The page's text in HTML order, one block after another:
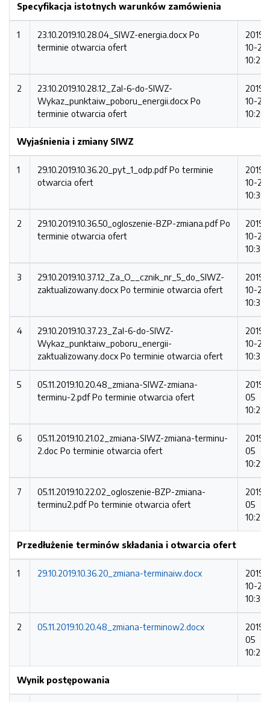
Specyfikacja istotnych warunków zamówienia
1 23.10.2019.10.28.04_SIWZ-energia.docx Po
terminie otwarcia ofert
2019-
10-23
2
23.10.2019.10.28.12_Zal-6-do-SIWZ-
Wykaz_punktaiw_poboru_energii.docx Po
terminie otwarcia ofert
2019-
10-23
Wyjaśnienia i zmiany SIWZ
1 29.10.2019.10.36.20_pyt_1_odp.pdfPo terminie
otwarcia ofert
2019-
10-29
2 29.10.2019.10.36.50_ogloszenie-BZP-zmiana.pdfPo
terminie otwarcia ofert
2019-
10-29
3
29.10.2019.10.37.12_Za_O__cznik_nr_5_do_SIWZ-
zaktualizowany.docx Po terminie otwarcia ofert
2019-
10-29
4
29.10.2019.10.37.23_Zal-6-do-SIWZ-
Wykaz_punktaiw_poboru_energii-
zaktualizowany.docx Po terminie otwarcia ofert
2019-
10-29
5
05.11.2019.10.20.48_zmiana-SIWZ-zmiana-
terminu-2.pdfPo terminie otwarcia ofert
2019-
05
6
05.11.2019.10.21.02_zmiana-SIWZ-zmiana-terminu-
2.doc Po terminie otwarcia ofert
2019-
05
7
05.11.2019.10.22.02_ogloszenie-BZP-zmiana-
terminu2.pdfPo terminie otwarcia ofert
2019-
05
Przedłużenie terminów składania i otwarcia ofert
1 29.10.2019.10.36.20_zmiana-terminaiw.docx
2019-
10-29
2 05.11.2019.10.20.48_zmiana-terminow2.docx
2019-
05
Wynik postępowania